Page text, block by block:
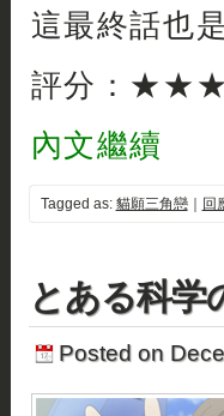
這最終話也
評分：
內文繼續
Tagged as: 貓願三角戀｜ 回
とある科学
Posted on